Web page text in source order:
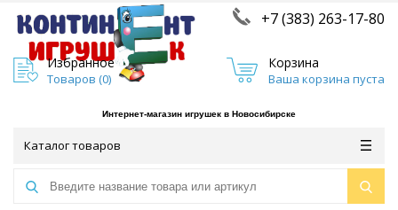
+7 (383) 263-17-80
Избранное
Товаров (0)
Корзина
Ваша корзина пуста
Интернет-магазин игрушек в Новосибирске
Каталог товаров